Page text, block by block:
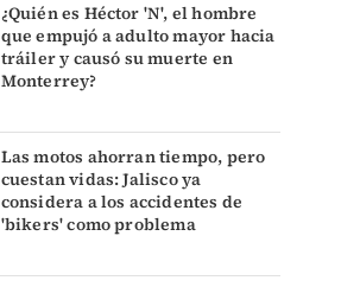
¿Quién es Héctor 'N', el hombre
que empujó a adulto mayor hacia
tráiler y causó su muerte en
Monterrey?
Las motos ahorran tiempo, pero
cuestan vidas: Jalisco ya
considera a los accidentes de
'bikers' como problema